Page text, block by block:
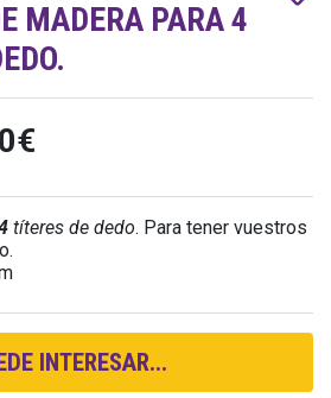
MADERA PARA 4
títeres de dedo. Para tener vuestros
INTERESAR...